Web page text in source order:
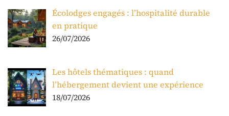
Écolodges engagés : l’hospitalité durable
en pratique
26/07/2026
Les hôtels thématiques : quand
l’hébergement devient une expérience
18/07/2026